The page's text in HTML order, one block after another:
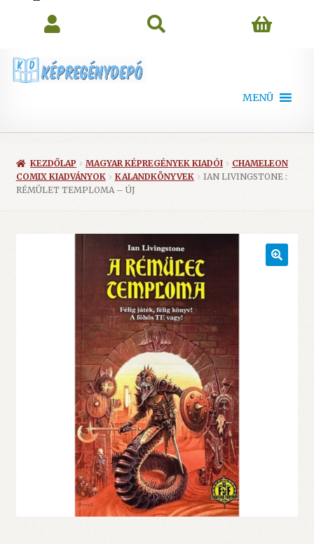
MENÜ
KEZDŐLAP MAGYAR KÉPREGÉNYEK KIADÓI
CHAMELEON
COMIX KIADVÁNYOK
KALANDKÖNYVEK
IAN LIVINGSTONE :
RÉMÜLET TEMPLOMA – ÚJ